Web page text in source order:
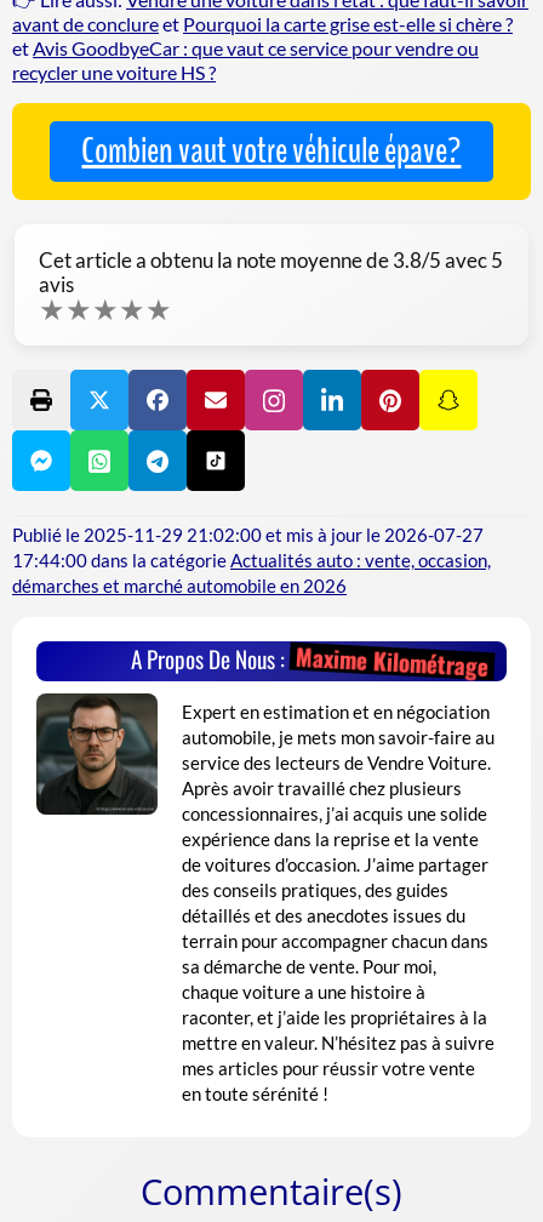
avant de conclureet Pourquoi la carte grise est-elle si chère ?
etAvis GoodbyeCar : que vaut ce service pour vendre ou
recycler une voiture HS ?
Combien vaut votre véhicule épave?
Cet article a obtenu la note moyenne de3.8/5 avec5
avis
★★★★★
Publié le 2025-11-29 21:02:00et mis à jour le 2026-07-27
17:44:00dans la catégorieActualités auto : vente, occasion,
démarches et marché automobile en 2026
A Propos De Nous :Maxime Kilométrage
Expert en estimation et en négociation
automobile, je mets mon savoir-faire au
service des lecteurs de Vendre Voiture.
Après avoir travaillé chez plusieurs
concessionnaires, j’ai acquis une solide
expérience dans la reprise et la vente
de voitures d’occasion. J’aime partager
des conseils pratiques, des guides
détaillés et des anecdotes issues du
terrain pour accompagner chacun dans
sa démarche de vente. Pour moi,
chaque voiture a une histoire à
raconter, et j’aide les propriétaires à la
mettre en valeur. N’hésitez pas à suivre
mes articles pour réussir votre vente
en toute sérénité !
Commentaire(s)